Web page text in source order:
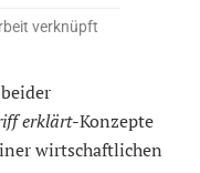
verknüpft
erklärt-Konzepte
wirtschaftlichen